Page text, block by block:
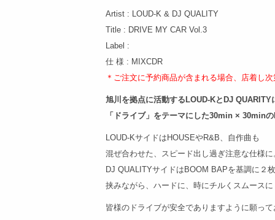
Artist : LOUD-K & DJ QUALITY
Title : DRIVE MY CAR Vol.3
Label :
仕 様 : MIXCDR
＊ご注文に予約商品が含まれる場合、店着し次
旭川を拠点に活動するLOUD-KとDJ QUARITY
「ドライブ」をテーマにした30min × 30min
LOUD-KサイドはHOUSEやR&B、自作曲も
混ぜ合わせた、スピード出し過ぎ注意な仕様に
DJ QUALITYサイドはBOOM BAPを基調に２
挟みながら、ハードに、時にチルくスムース
皆様のドライブが安全でありますように願っ